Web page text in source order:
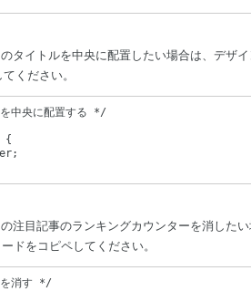
タイトルを中央に配置したい場合は、デザ
ください。
中央に配置する */
{
注目記事のランキングカウンターを消した
ドをコピペしてください。
を消す */